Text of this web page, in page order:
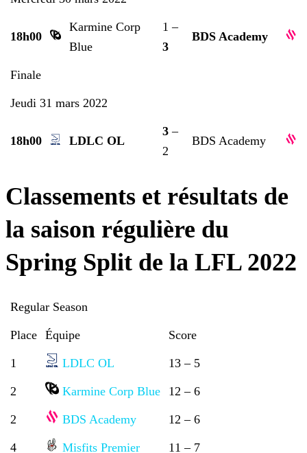
18h00
Karmine Corp
Blue
1 –
3
BDS Academy
Finale
Jeudi 31 mars 2022
18h00 LDLC OL
3 –
2
BDS Academy
Classements et résultats de
la saison régulière du
Spring Split de la LFL 2022
Regular Season
Place Équipe Score
1 LDLC OL 13 – 5
2 Karmine Corp Blue 12 – 6
2 BDS Academy 12 – 6
4 Misfits Premier 11 – 7